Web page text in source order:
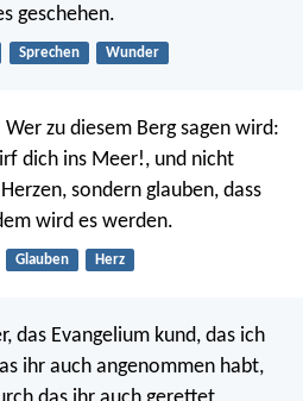
geschehen.
Sprechen Wunder
zu diesem Berg sagen wird:
dich ins Meer!, und nicht
sondern glauben, dass
wird es werden.
Glauben Herz
das Evangelium kund, das ich
ihr auch angenommen habt,